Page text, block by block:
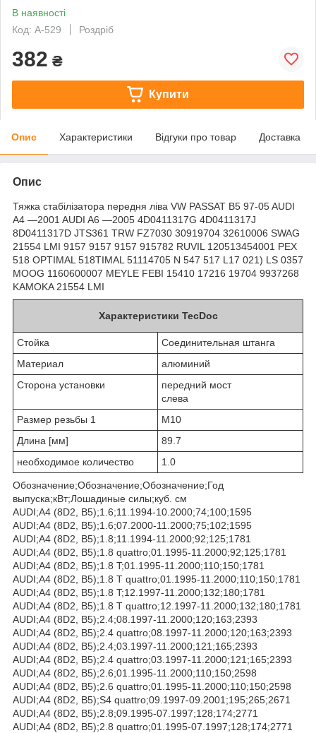
В наявності
Код: A-529
Роздріб
382 ₴
Купити
Опис Характеристики Відгуки про товар Доставка
Опис
Тяжка стабілізатора передня ліва VW PASSAT B5 97-05 AUDI
A4 —2001 AUDI A6 —2005 4D0411317G 4D0411317J
8D0411317D JTS361 TRW FZ7030 30919704 32610006 SWAG
21554 LMI 9157 9157 9157 915782 RUVIL 120513454001 PEX
518 OPTIMAL 518TIMAL 51114705 N 547 517 L17 021) LS 0357
MOOG 1160600007 MEYLE FEBI 15410 17216 19704 9937268
KAMOKA 21554 LMI
Характеристики TecDoc
Стойка
Соединительная штанга
Материал
алюминий
Сторона установки
передний мост
слева
Размер резьбы 1
M10
Длина [мм]
89.7
необходимое количество
1.0
Обозначение;Обозначение;Обозначение;Год
выпуска;кВт;Лошадиные силы;куб. см
AUDI;A4 (8D2, B5);1.6;11.1994-10.2000;74;100;1595
AUDI;A4 (8D2, B5);1.6;07.2000-11.2000;75;102;1595
AUDI;A4 (8D2, B5);1.8;11.1994-11.2000;92;125;1781
AUDI;A4 (8D2, B5);1.8 quattro;01.1995-11.2000;92;125;1781
AUDI;A4 (8D2, B5);1.8 T;01.1995-11.2000;110;150;1781
AUDI;A4 (8D2, B5);1.8 T quattro;01.1995-11.2000;110;150;1781
AUDI;A4 (8D2, B5);1.8 T;12.1997-11.2000;132;180;1781
AUDI;A4 (8D2, B5);1.8 T quattro;12.1997-11.2000;132;180;1781
AUDI;A4 (8D2, B5);2.4;08.1997-11.2000;120;163;2393
AUDI;A4 (8D2, B5);2.4 quattro;08.1997-11.2000;120;163;2393
AUDI;A4 (8D2, B5);2.4;03.1997-11.2000;121;165;2393
AUDI;A4 (8D2, B5);2.4 quattro;03.1997-11.2000;121;165;2393
AUDI;A4 (8D2, B5);2.6;01.1995-11.2000;110;150;2598
AUDI;A4 (8D2, B5);2.6 quattro;01.1995-11.2000;110;150;2598
AUDI;A4 (8D2, B5);S4 quattro;09.1997-09.2001;195;265;2671
AUDI;A4 (8D2, B5);2.8;09.1995-07.1997;128;174;2771
AUDI;A4 (8D2, B5);2.8 quattro;01.1995-07.1997;128;174;2771